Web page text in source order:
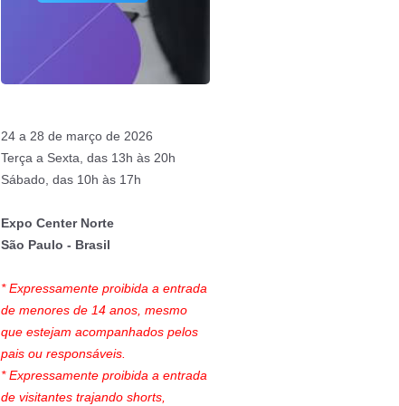
24 a 28 de março de 2026
Terça a Sexta, das 13h às 20h
Sábado, das 10h às 17h
Expo Center Norte
São Paulo - Brasil
* Expressamente proibida a entrada
de menores de 14 anos, mesmo
que estejam acompanhados pelos
pais ou responsáveis.
* Expressamente proibida a entrada
de visitantes trajando shorts,